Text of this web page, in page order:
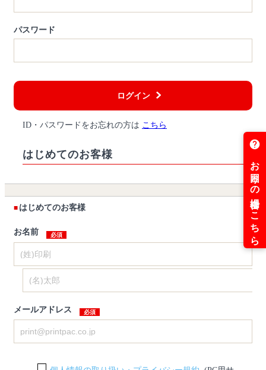
パスワード
ログイン
ID・パスワードをお忘れの方は こちら
はじめてのお客様
はじめてのお客様
お名前
メールアドレス